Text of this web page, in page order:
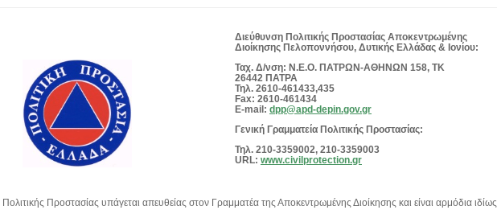
Διεύθυνση Πολιτικής Προστασίας Αποκεντρωμένης
Διοίκησης Πελοποννήσου, Δυτικής Ελλάδας & Ιονίου:
Ταχ. Δ/νση: Ν.Ε.Ο. ΠΑΤΡΩΝ-ΑΘΗΝΩΝ 158, ΤΚ
26442 ΠΑΤΡΑ
Τηλ. 2610-461433,435
Fax: 2610-461434
E-mail: dpp@apd-depin.gov.gr
Γενική Γραμματεία Πολιτικής Προστασίας:
Τηλ. 210-3359002, 210-3359003
URL: www.civilprotection.gr
Προστασίας υπάγεται απευθείας στον Γραμματέα της Αποκεντρωμένης Διοίκησης και είναι αρμόδια ιδίως